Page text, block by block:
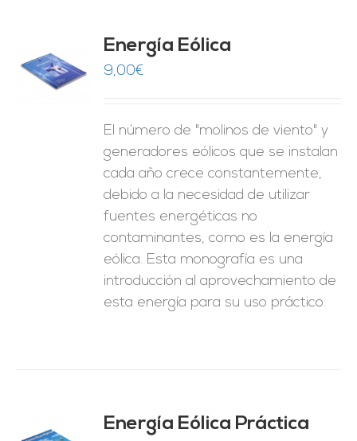
Energía Eólica
9,00€
El número de "molinos de viento" y
generadores eólicos que se instalan
cada año crece constantemente,
debido a la necesidad de utilizar
fuentes energéticas no
contaminantes, como es la energía
eólica. Esta monografía es una
introducción al aprovechamiento de
esta energía para su uso práctico.
Energía Eólica Práctica